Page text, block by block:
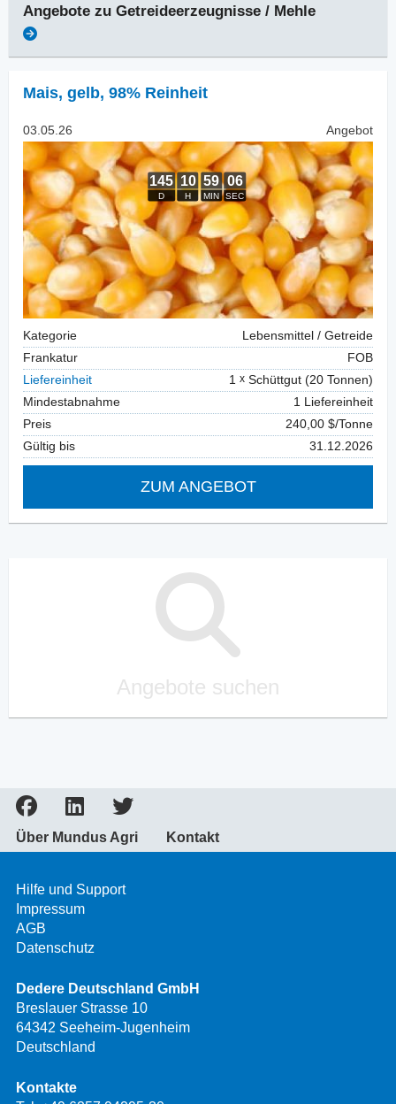
Angebote zu Getreideerzeugnisse / Mehle
Mais, gelb, 98% Reinheit
03.05.26 Angebot
Kategorie
Lebensmittel / Getreide
Frankatur
FOB
Liefereinheit
1
Schüttgut (20 Tonnen)
Mindestabnahme
1 Liefereinheit
Preis
240,00 $/Tonne
Gültig bis
31.12.2026
ZUM ANGEBOT
Angebote suchen
Über Mundus Agri Kontakt
Hilfe und Support
Impressum
AGB
Datenschutz
Dedere Deutschland GmbH
Breslauer Strasse 10
64342 Seeheim-Jugenheim
Deutschland
Kontakte